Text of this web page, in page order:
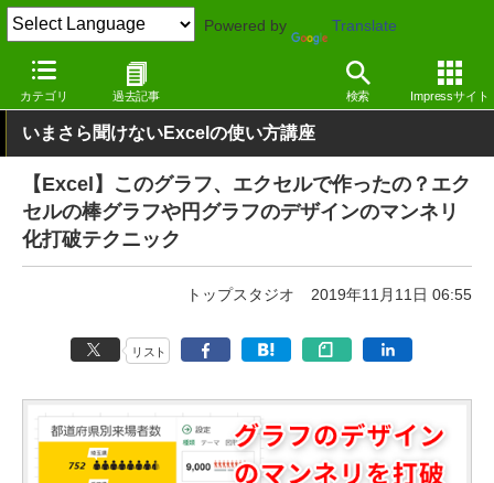
Powered by Translate
カテゴリ 過去記事 検索 Impressサイト
窓の杜 オフィス・ドキュメント Windows
いまさら聞けないExcelの使い方講座
【Excel】このグラフ、エクセルで作ったの？エク
セルの棒グラフや円グラフのデザインのマンネリ
化打破テクニック
トップスタジオ 2019年11月11日 06:55
リスト